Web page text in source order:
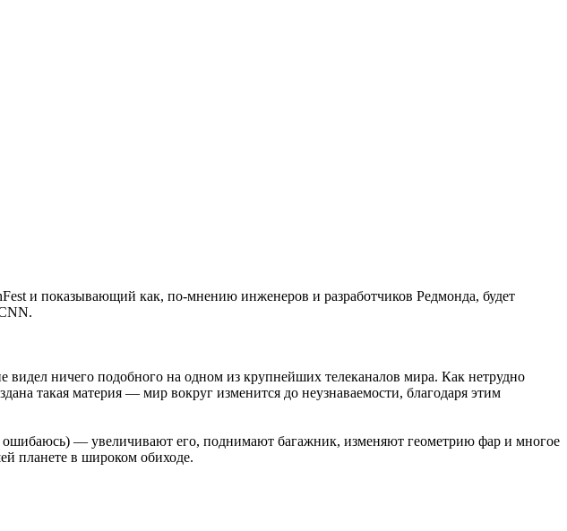
и показывающий как, по-мнению инженеров и разработчиков Редмонда, будет
видел ничего подобного на одном из крупнейших телеканалов мира. Как нетрудно
такая материя — мир вокруг изменится до неузнаваемости, благодаря этим
ошибаюсь) — увеличивают его, поднимают багажник, изменяют геометрию фар и многое
планете в широком обиходе.